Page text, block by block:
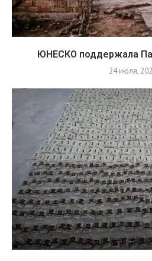
ЮНЕСКО поддержала
24 июля,